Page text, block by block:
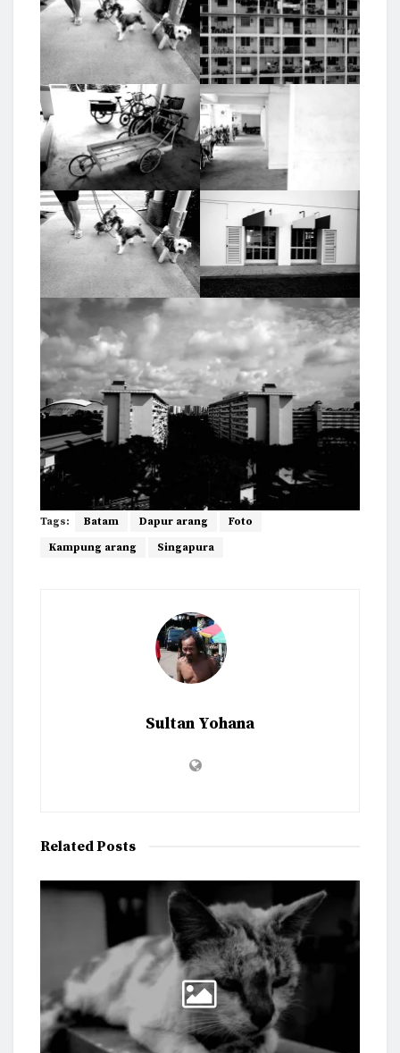
Tags: Batam Dapur arang
Foto
Kampung arang
Singapura
Sultan Yohana
RelatedPosts